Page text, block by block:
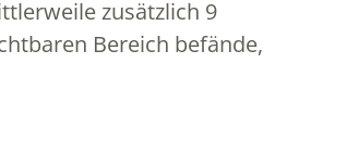
zusätzlich 9
Bereich befände,